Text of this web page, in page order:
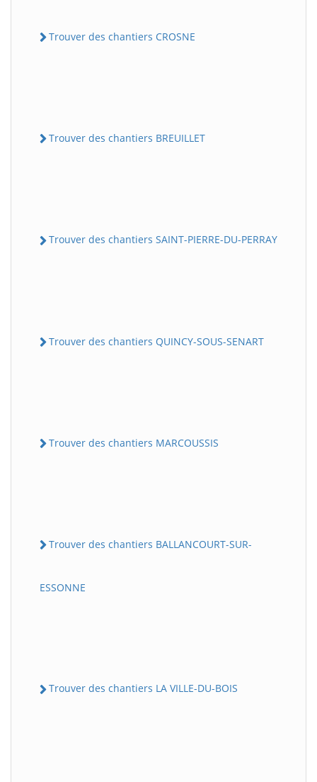
Trouver des chantiers CROSNE
Trouver des chantiers BREUILLET
Trouver des chantiers SAINT-PIERRE-DU-PERRAY
Trouver des chantiers QUINCY-SOUS-SENART
Trouver des chantiers MARCOUSSIS
Trouver des chantiers BALLANCOURT-SUR-
ESSONNE
Trouver des chantiers LA VILLE-DU-BOIS